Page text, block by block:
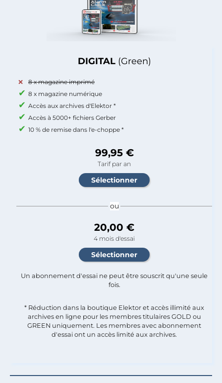
DIGITAL (Green)
8 x magazine imprimé
8 x magazine numérique
Accès aux archives d'Elektor *
Accès à 5000+ fichiers Gerber
10 % de remise dans l'e-choppe *
99,95 €
Tarif par an
ou
20,00 €
4 mois d'essai
Un abonnement d'essai ne peut être souscrit qu'une seule
fois.​
* Réduction dans la boutique Elektor et accès illimité aux
archives en ligne pour les membres titulaires GOLD ou
GREEN uniquement. Les membres avec abonnement
d'essai ont un accès limité aux archives.